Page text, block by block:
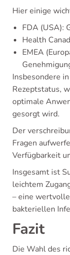
Hier einige
FDA (USA):
Health
EMEA
Insbesondere
Rezeptstatus,
optimale
gesorgt wird.
Der
Fragen
Verfügbarkeit
Insgesamt ist
leichtem
– eine
bakteriellen
Fazit
Die Wahl des